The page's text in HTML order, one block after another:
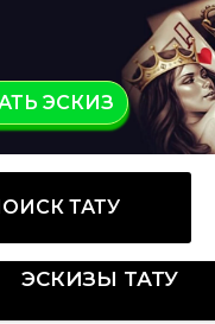
ЭСКИЗ
ТАТУ
ЭСКИЗЫ ТАТУ